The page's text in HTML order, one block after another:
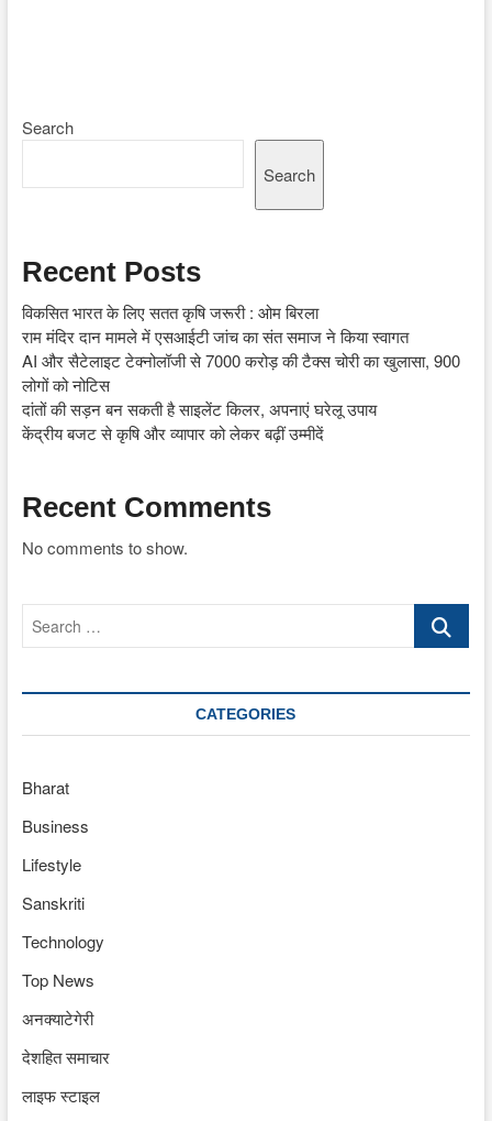
Search
Search
Recent Posts
विकसित भारत के लिए सतत कृषि जरूरी : ओम बिरला
राम मंदिर दान मामले में एसआईटी जांच का संत समाज ने किया स्वागत
AI और सैटेलाइट टेक्नोलॉजी से 7000 करोड़ की टैक्स चोरी का खुलासा, 900
लोगों को नोटिस
दांतों की सड़न बन सकती है साइलेंट किलर, अपनाएं घरेलू उपाय
केंद्रीय बजट से कृषि और व्यापार को लेकर बढ़ीं उम्मीदें
Recent Comments
No comments to show.
Search
CATEGORIES
Bharat
Business
Lifestyle
Sanskriti
Technology
Top News
अनक्याटेगेरी
देशहित समाचार
लाइफ स्टाइल